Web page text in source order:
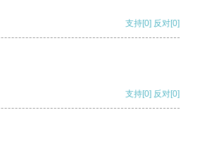
支持[0] 反对[0]
支持[0] 反对[0]